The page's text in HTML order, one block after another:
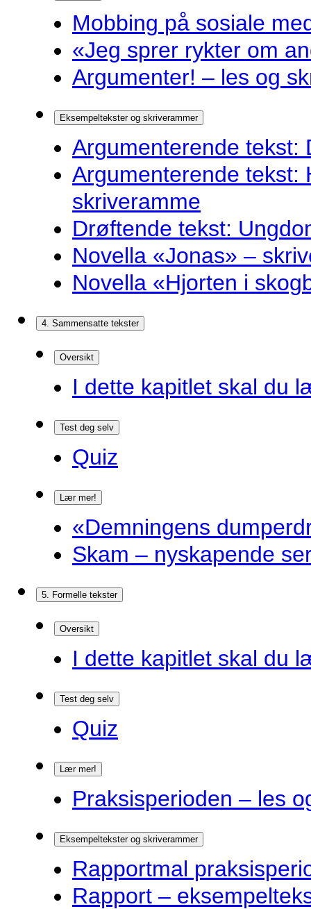
Mobbing på sosiale
«Jeg sprer rykter om
Argumenter! – les og
Eksempeltekster og skriverammer
Argumenterende tekst:
Argumenterende tekst:
skriveramme
Drøftende tekst:
Novella «Jonas» –
Novella «Hjorten i
4. Sammensatte tekster
Oversikt
I dette kapitlet skal du
Test deg selv
Quiz
Lær mer!
«Demningens
Skam – nyskapende
5. Formelle tekster
Oversikt
I dette kapitlet skal du
Test deg selv
Quiz
Lær mer!
Praksisperioden – les
Eksempeltekster og skriverammer
Rapportmal
Rapport –